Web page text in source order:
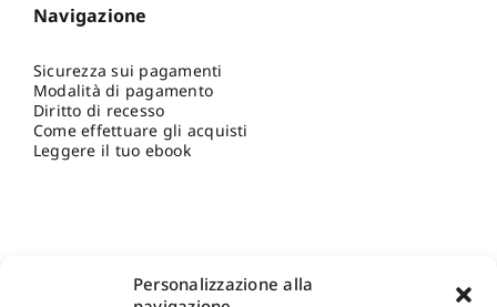
Personalizzazione alla
Navigazione
Sicurezza sui pagamenti
Modalità di pagamento
Diritto di recesso
Come effettuare gli acquisti
Leggere il tuo ebook